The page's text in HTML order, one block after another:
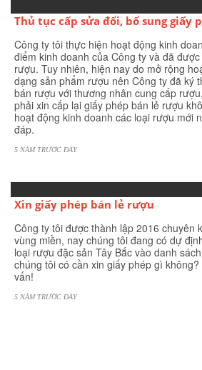
Thủ tục cấp sửa đổi, bổ sung giấy
Công ty tôi thực hiện hoạt động kinh
điểm kinh doanh của Công ty và đã
rượu. Tuy nhiên, hiện nay do mở rộng
dạng sản phẩm rượu nên Công ty đã ký
bán rượu với thương nhân cung cấp
phải xin cấp lại giấy phép bán lẻ rượu
hoạt động kinh doanh các loại rượu mới
đáp.
5 NĂM TRƯỚC ĐÂY
Xin giấy phép bán lẻ rượu
Công ty tôi được thành lập 2016 chuyên
vùng miền, nay chúng tôi đang có dự
loại rượu đặc sản Tây Bắc vào danh
chúng tôi có cần xin giấy phép gì
vấn!
5 NĂM TRƯỚC ĐÂY